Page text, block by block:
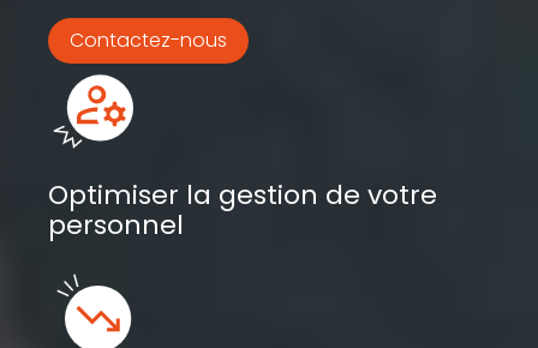
Contactez-nous
Optimiser la gestion de votre
personnel